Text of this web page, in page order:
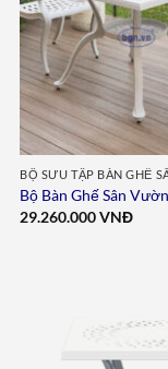
BỘ SƯU TẬP BÀN GHẾ
Bộ Bàn Ghế Sân
29.260.000VNĐ